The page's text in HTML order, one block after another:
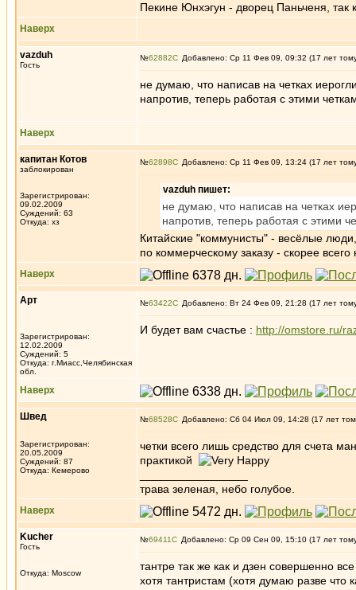
Пекине Юнхэгун - дворец Паньченя, так
Наверх
vazduh
Гость
№62882 Добавлено: Ср 11 Фев 09, 09:32 (17 лет
не думаю, что написав на четках
напротив, теперь работая с этими
Наверх
капитан Котов
заблокирован
Зарегистрирован:
09.02.2009
Суждений: 63
Откуда: хз
№62898 Добавлено: Ср 11 Фев 09, 13:24 (17 лет
vazduh пишет:
не думаю, что написав на четках
напротив, теперь работая с этими
Китайские "коммунисты" - весёлые
по коммерческому заказу - скорее
Наверх
Арт
Зарегистрирован:
12.02.2009
Суждений: 5
Откуда: г.Миасс,Челябинская
обл.
№63422 Добавлено: Вт 24 Фев 09, 21:28 (17 лет
И будет вам счастье : http://omstore.ru/
Наверх
Швед
Зарегистрирован:
20.05.2009
Суждений: 87
Откуда: Кемерово
№68528 Добавлено: Сб 04 Июл 09, 14:28 (17 лет
четки всего лишь средство для счета
практикой
трава зеленая, небо голубое.
Наверх
Kucher
Гость
Откуда: Moscow
№69411 Добавлено: Ср 09 Сен 09, 15:10 (17 лет
тантре так же как и дзен совершенно
хотя тантристам (хотя думаю разве что